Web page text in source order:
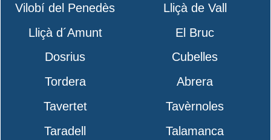
Vilobí del Penedès
Lliçà de Vall
Lliçà d´Amunt
El Bruc
Dosrius
Cubelles
Tordera
Abrera
Tavertet
Tavèrnoles
Taradell
Talamanca